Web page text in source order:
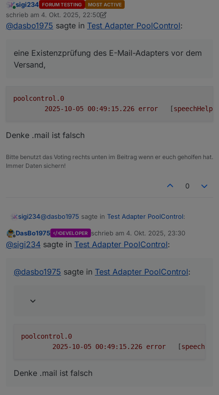
neu hochgeladen.
Grund: In der vorherigen Version kam es bei
aktivierter E-Mail-Ausgabe zu einer zu hohen
vorhanden war.
eine Sperrzeit (Cooldown) für Temperatur-
Benachrichtigungen,
eine Existenzprüfung des E-Mail-Adapters vor dem
Online
sigi234 FORUM TESTING MOST ACTIVE
schrieb am 4. Okt. 2025, 22:50
zuletzt editiert von sigi23410. Mai 2025, 00:51
@dasbo1975 sagte in Test Adapter PoolControl:
eine Existenzprüfung des E-Mail-Adapters vor dem
Versand,
poolcontrol.0
error
	[
Denke .mail ist falsch
Bitte benutzt das Voting rechts unten im Beitrag wenn er euch geholfen hat.
Immer Daten sichern!
0
sigi234@dasbo1975 sagte in Test Adapter PoolControl:
eine Existenzprüfung des E-Mail-Adapters vor
Denke .mail ist falsch
Offline
DasBo1975 DEVELOPER schrieb am 4. Okt. 2025, 23:30
zuletzt editiert von
@sigi234 sagte in Test Adapter PoolControl:
@dasbo1975 sagte in Test Adapter PoolControl:
poolcontrol.0
error
	[
Denke .mail ist falsch